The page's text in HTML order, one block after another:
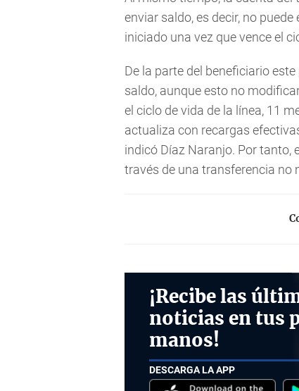
enviar saldo, es decir, no
iniciado una vez que vence el
De la parte del beneficiario
saldo, aunque esto no
el ciclo de vida de la línea, 11
actualiza con recargas
indicó Díaz Naranjo. Por tanto,
través de una transferencia no
¡Recibe las
noticias en tus
manos!
DESCARGA LA APP